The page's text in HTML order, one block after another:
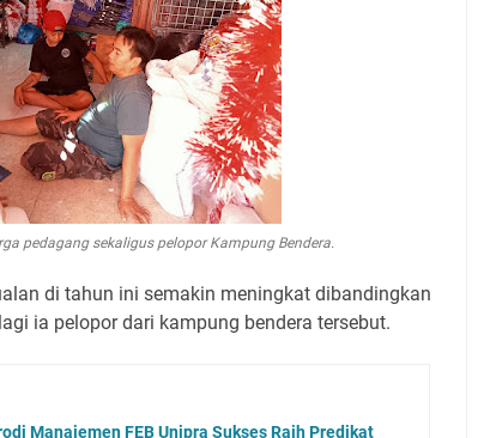
pedagang sekaligus pelopor Kampung Bendera.
di tahun ini semakin meningkat dibandingkan
ia pelopor dari kampung bendera tersebut.
Manajemen FEB Unipra Sukses Raih Predikat